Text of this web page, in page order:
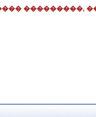
���������,